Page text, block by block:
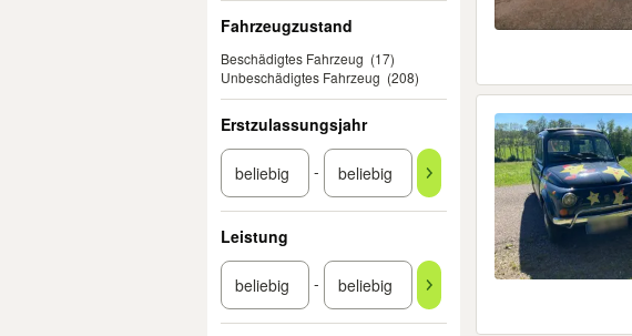
Fahrzeugzustand
Beschädigtes Fahrzeug (17)
Unbeschädigtes Fahrzeug (208)
Erstzulassungsjahr
-
Leistung
-